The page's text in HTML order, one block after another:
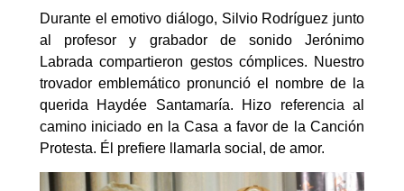
Durante el emotivo diálogo, Silvio Rodríguez junto
al profesor y grabador de sonido Jerónimo
Labrada compartieron gestos cómplices. Nuestro
trovador emblemático pronunció el nombre de la
querida Haydée Santamaría. Hizo referencia al
camino iniciado en la Casa a favor de la Canción
Protesta. Él prefiere llamarla social, de amor.